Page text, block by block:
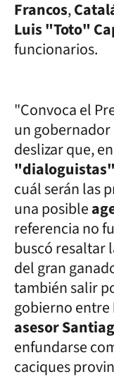
Francos,
Luis "Toto"
funcionarios.
"Convoca el
un
deslizar que,
"dialoguistas"
cuál serán las
una posible
referencia no
buscó resaltar
del gran
también salir
gobierno entre
asesor
enfundarse
caciques